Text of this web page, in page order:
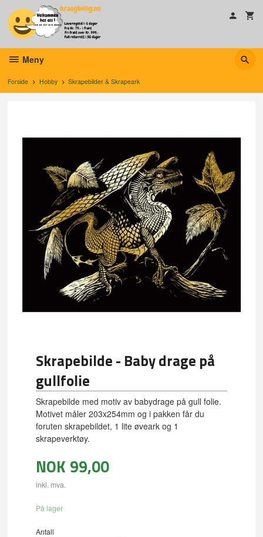
innholdet
Meny
Forside Hobby Skrapebilder & Skrapeark
Skrapebilde - Baby drage på
gullfolie
Skrapebilde med motiv av babydrage på gull folie.
Motivet måler 203x254mm og i pakken får du
foruten skrapebildet, 1 lite øveark og 1
skrapeverktøy.
NOK 99,00
inkl. mva.
På lager
Antall